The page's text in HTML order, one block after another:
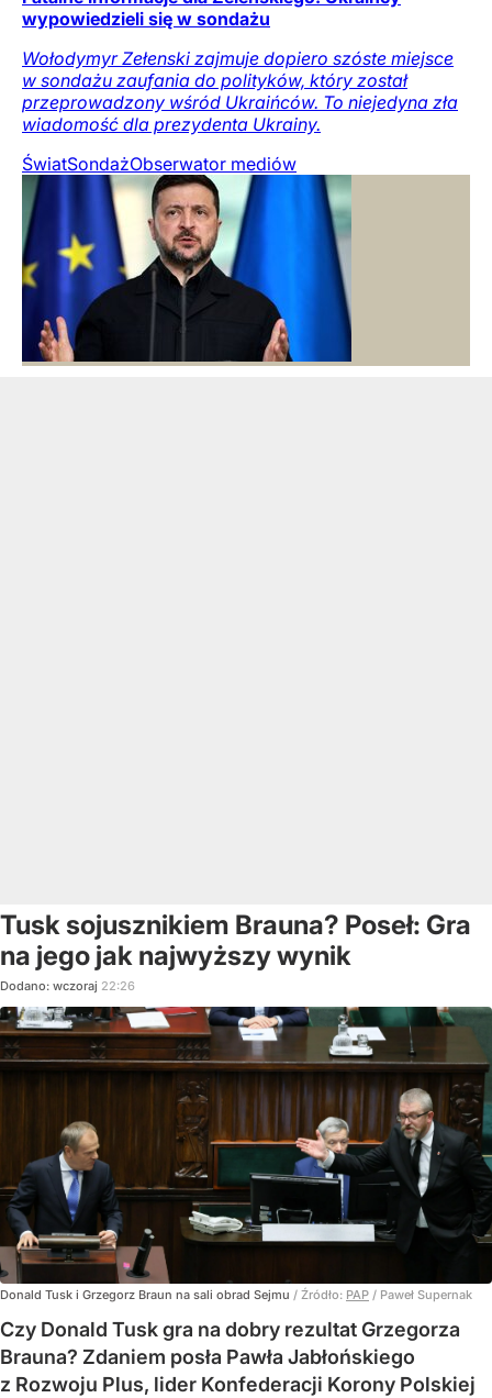
wypowiedzieli się w sondażu
Wołodymyr Zełenski zajmuje dopiero szóste miejsce
w sondażu zaufania do polityków, który został
przeprowadzony wśród Ukraińców. To niejedyna zła
wiadomość dla prezydenta Ukrainy.
ŚwiatSondażObserwator mediów
Tusk sojusznikiem Brauna? Poseł: Gra
na jego jak najwyższy wynik
Dodano: wczoraj 22:26
Donald Tusk i Grzegorz Braun na sali obrad Sejmu / Źródło: PAP / Paweł Supernak
Czy Donald Tusk gra na dobry rezultat Grzegorza
Brauna? Zdaniem posła Pawła Jabłońskiego
z Rozwoju Plus, lider Konfederacji Korony Polskiej